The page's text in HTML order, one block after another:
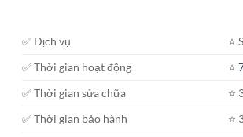
✅ Dịch vụ
⭐️
✅ Thời gian hoạt động
⭐️
✅ Thời gian sửa chữa
⭐️
✅ Thời gian bảo hành
⭐️